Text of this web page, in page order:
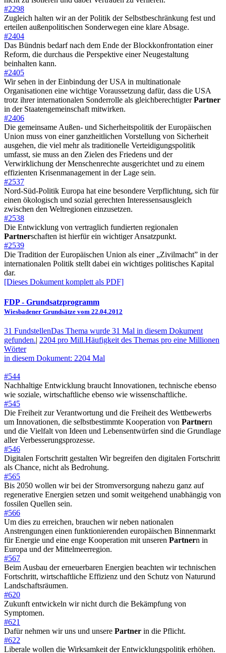
#2298
Zugleich halten wir an der Politik der Selbstbeschränkung fest und
erteilen außenpolitischen Sonderwegen eine klare Absage.
#2404
Das Bündnis bedarf nach dem Ende der Blockkonfrontation einer
Reform, die durchaus die Perspektive einer Neugestaltung
beinhalten kann.
#2405
Wir sehen in der Einbindung der USA in multinationale
Organisationen eine wichtige Voraussetzung dafür, dass die USA
trotz ihrer internationalen Sonderrolle als gleichberechtigterPartner
in der Staatengemeinschaft mitwirken.
#2406
Die gemeinsame Außen- und Sicherheitspolitik der Europäischen
Union muss von einer ganzheitlichen Vorstellung von Sicherheit
ausgehen, die viel mehr als traditionelle Verteidigungspolitik
umfasst, sie muss an den Zielen des Friedens und der
Verwirklichung der Menschenrechte ausgerichtet und zu einem
effizienten Krisenmanagement in der Lage sein.
#2537
Nord-Süd-Politik Europa hat eine besondere Verpflichtung, sich für
einen ökologisch und sozial gerechten Interessensausgleich
zwischen den Weltregionen einzusetzen.
#2538
Die Entwicklung von vertraglich fundierten regionalen
Partnerschaften ist hierfür ein wichtiger Ansatzpunkt.
#2539
Die Tradition der Europäischen Union als einer „Zivilmacht” in der
internationalen Politik stellt dabei ein wichtiges politisches Kapital
dar.
[Dieses Dokument komplett als PDF]
FDP- Grundsatzprogramm
Wiesbadener Grundsätze vom 22.04.2012
31 FundstellenDas Thema wurde 31 Mal in diesem Dokument
gefunden.| 2204 pro Mill.Häufigkeit des Themas pro eine Millionen
Wörter
in diesem Dokument: 2204 Mal
#544
Nachhaltige Entwicklung braucht Innovationen, technische ebenso
wie soziale, wirtschaftliche ebenso wie wissenschaftliche.
#545
Die Freiheit zur Verantwortung und die Freiheit des Wettbewerbs
um Innovationen, die selbstbestimmte Kooperation von Partnern
und die Vielfalt von Ideen und Lebensentwürfen sind die Grundlage
aller Verbesserungsprozesse.
#546
Digitalen Fortschritt gestalten Wir begreifen den digitalen Fortschritt
als Chance, nicht als Bedrohung.
#565
Bis 2050 wollen wir bei der Stromversorgung nahezu ganz auf
regenerative Energien setzen und somit weitgehend unabhängig von
fossilen Quellen sein.
#566
Um dies zu erreichen, brauchen wir neben nationalen
Anstrengungen einen funktionierenden europäischen Binnenmarkt
für Energie und eine enge Kooperation mit unseren Partnern in
Europa und der Mittelmeerregion.
#567
Beim Ausbau der erneuerbaren Energien beachten wir technischen
Fortschritt, wirtschaftliche Effizienz und den Schutz von Naturund
Landschaftsräumen.
#620
Zukunft entwickeln wir nicht durch die Bekämpfung von
Symptomen.
#621
Dafür nehmen wir uns und unsere Partner in die Pflicht.
#622
Liberale wollen die Wirksamkeit der Entwicklungspolitik erhöhen.